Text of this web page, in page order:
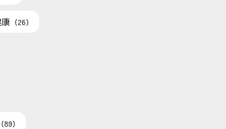
（26）
（89）